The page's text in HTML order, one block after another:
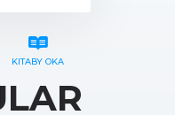
KITABY OKA